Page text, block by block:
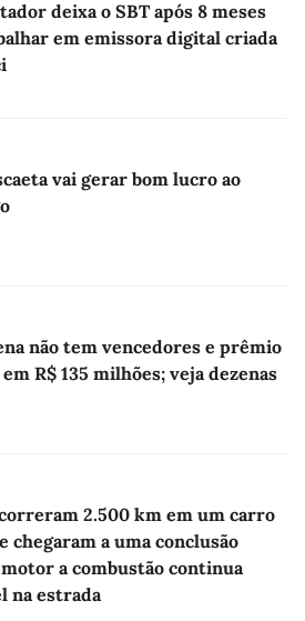
deixa o SBT após 8 meses
em emissora digital criada
vai gerar bom lucro ao
não tem vencedores e prêmio
R$ 135 milhões; veja dezenas
2.500 km em um carro
chegaram a uma conclusão
a combustão continua
na estrada